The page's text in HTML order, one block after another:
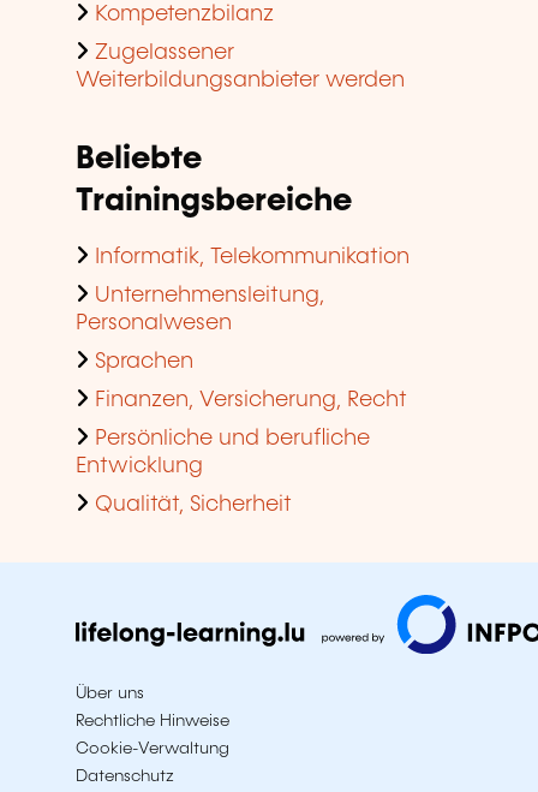
Kompetenzbilanz
Zugelassener
Weiterbildungsanbieter werden
Beliebte
Trainingsbereiche
Informatik, Telekommunikation
Unternehmensleitung,
Personalwesen
Sprachen
Finanzen, Versicherung, Recht
Persönliche und berufliche
Entwicklung
Qualität, Sicherheit
Über uns
Rechtliche Hinweise
Cookie-Verwaltung
Datenschutz